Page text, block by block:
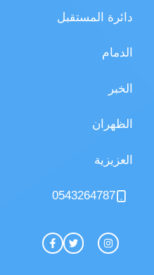
دائرة المستقبل
الدمام
الخبر
الظهران
العزيزية
0543264787